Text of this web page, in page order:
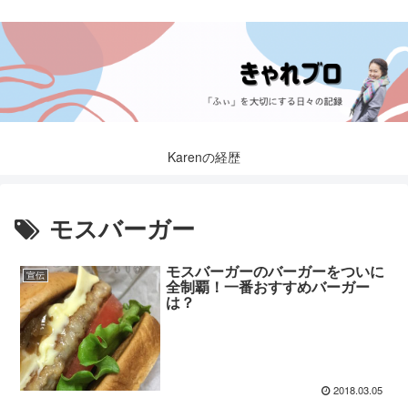
Karenの経歴
モスバーガー
宣伝 モスバーガーのバーガーをついに
全制覇！一番おすすめバーガー
は？
2018.03.05